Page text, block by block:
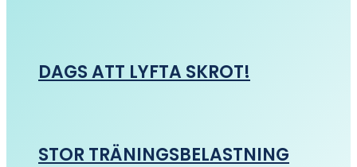
DAGS ATT LYFTA SKROT!
STOR TRÄNINGSBELASTNING